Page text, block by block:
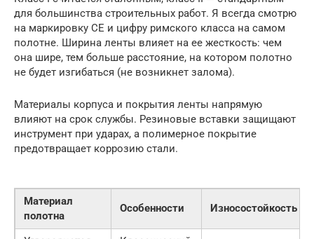
для большинства строительных работ. Я всегда смотрю
на маркировку CE и цифру римского класса на самом
полотне. Ширина ленты влияет на ее жесткость: чем
она шире, тем больше расстояние, на котором полотно
не будет изгибаться (не возникнет залома).
Материалы корпуса и покрытия ленты напрямую
влияют на срок службы. Резиновые вставки защищают
инструмент при ударах, а полимерное покрытие
предотвращает коррозию стали.
Материал
полотна
Особенности Износостойкость